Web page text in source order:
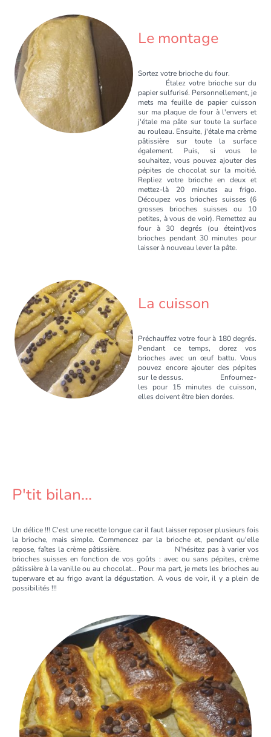
Le montage
Sortez votre brioche du four.
Étalez votre brioche sur du
papier sulfurisé. Personnellement, je
mets ma feuille de papier cuisson
sur ma plaque de four à l'envers et
j'étale ma pâte sur toute la surface
au rouleau. Ensuite, j'étale ma crème
pâtissière sur toute la surface
également. Puis, si vous le
souhaitez, vous pouvez ajouter des
pépites de chocolat sur la moitié.
Repliez votre brioche en deux et
mettez-là 20 minutes au frigo.
Découpez vos brioches suisses (6
grosses brioches suisses ou 10
petites, à vous de voir). Remettez au
four à 30 degrés (ou éteint)vos
brioches pendant 30 minutes pour
laisser à nouveau lever la pâte.
La cuisson
Préchauffez votre four à 180 degrés.
Pendant ce temps, dorez vos
brioches avec un œuf battu. Vous
pouvez encore ajouter des pépites
sur le dessus. Enfournez-
les pour 15 minutes de cuisson,
elles doivent être bien dorées.
P'tit bilan...
Un délice !!! C'est une recette longue car il faut laisser reposer plusieurs fois
la brioche, mais simple. Commencez par la brioche et, pendant qu'elle
repose, faîtes la crème pâtissière. N'hésitez pas à varier vos
brioches suisses en fonction de vos goûts : avec ou sans pépites, crème
pâtissière à la vanille ou au chocolat... Pour ma part, je mets les brioches au
tuperware et au frigo avant la dégustation. A vous de voir, il y a plein de
possibilités !!!